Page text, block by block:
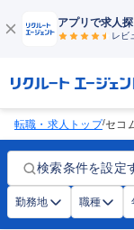
アプリで求人
レビ
転職・求人トップ/セコ
検索条件を設定
勤務地 職種